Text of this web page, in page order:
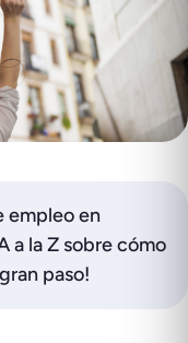
empleo en
a la Z sobre cómo
paso!